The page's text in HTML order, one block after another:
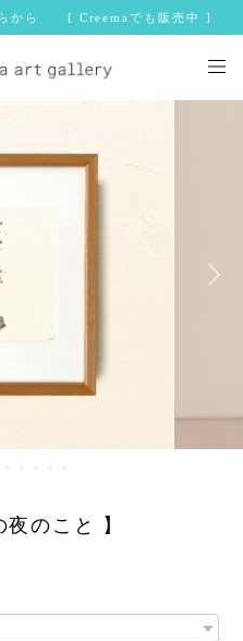
らから [ Creemaでも販売中 ]
のこと 】